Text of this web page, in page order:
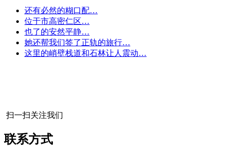
还有必然的糊口配…
位于市高密仁区…
也了的安然平静…
她还帮我们签了正轨的旅行…
这里的峭壁栈道和石林让人震动…
扫一扫关注我们
联系方式